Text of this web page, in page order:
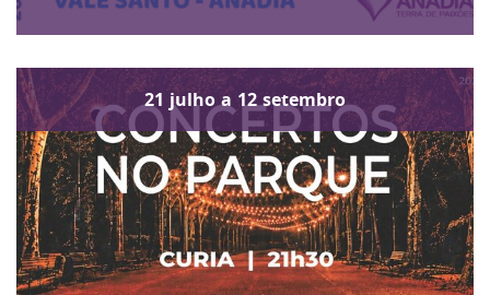
21 julho a 12 setembro